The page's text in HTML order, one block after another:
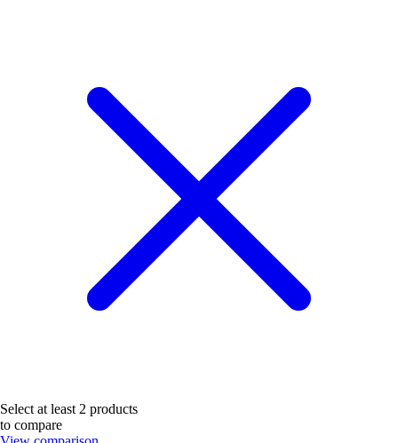
Select at least 2 products
to compare